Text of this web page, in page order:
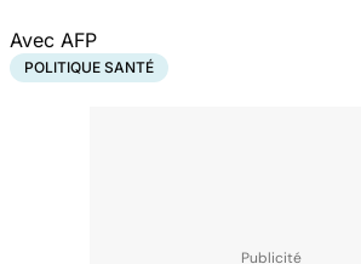
Avec AFP
POLITIQUE SANTÉ